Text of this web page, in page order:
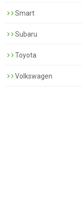
Smart
Subaru
Toyota
Volkswagen